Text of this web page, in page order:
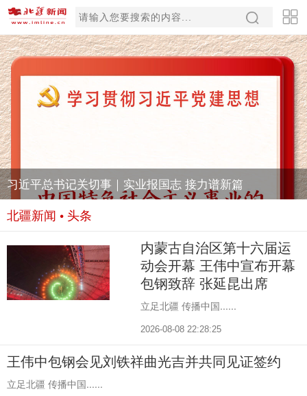
习近平总书记关切事｜实业报国志 接力谱新篇
北疆新闻 • 头条
内蒙古自治区第十六届运
动会开幕 王伟中宣布开幕
包钢致辞 张延昆出席
立足北疆 传播中国......
2026-08-08 22:28:25
王伟中包钢会见刘铁祥曲光吉并共同见证签约
立足北疆 传播中国......